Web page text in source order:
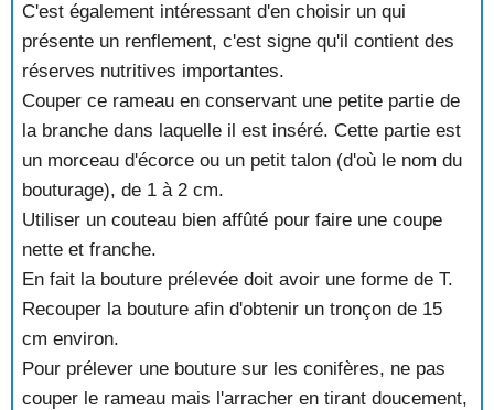
C'est également intéressant d'en choisir un qui
présente un renflement, c'est signe qu'il contient des
réserves nutritives importantes.
Couper ce rameau en conservant une petite partie de
la branche dans laquelle il est inséré. Cette partie est
un morceau d'écorce ou un petit talon (d'où le nom du
bouturage), de 1 à 2 cm.
Utiliser un couteau bien affûté pour faire une coupe
nette et franche.
En fait la bouture prélevée doit avoir une forme de T.
Recouper la bouture afin d'obtenir un tronçon de 15
cm environ.
Pour prélever une bouture sur les conifères, ne pas
couper le rameau mais l'arracher en tirant doucement,